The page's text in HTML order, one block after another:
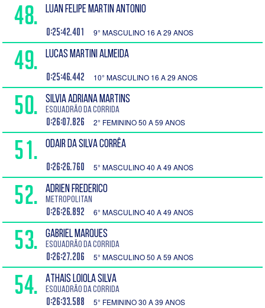
48. LUAN FELIPE MARTIN ANTONIO
0:25:42.401 9° MASCULINO 16 A 29 ANOS
49. LUCAS MARTINI ALMEIDA
0:25:46.442 10° MASCULINO 16 A 29 ANOS
50. SILVIA ADRIANA MARTINS
Esquadrão da Corrida
0:26:07.826 2° FEMININO 50 A 59 ANOS
51. ODAIR DA SILVA CORRÊA
0:26:26.760 5° MASCULINO 40 A 49 ANOS
52. ADRIEN FREDERICO
Metropolitan
0:26:26.892 6° MASCULINO 40 A 49 ANOS
53. GABRIEL MARQUES
Esquadrão da Corrida
0:26:27.206 5° MASCULINO 50 A 59 ANOS
54. ATHAIS LOIOLA SILVA
Esquadrão da Corrida
0:26:33.588 5° FEMININO 30 A 39 ANOS